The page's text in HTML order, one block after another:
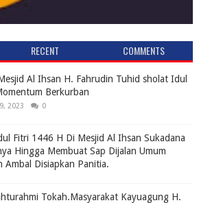
RECENT COMMENTS
Al Ihsan H. Fahrudin Tuhid sholat Idul
Berkurban
2023 0
Fitri 1446 H Di Mesjid Al Ihsan Sukadana
Hingga Membuat Sap Dijalan Umum
Ambal Disiapkan Panitia.
Tokah.Masyarakat Kayuagung H.